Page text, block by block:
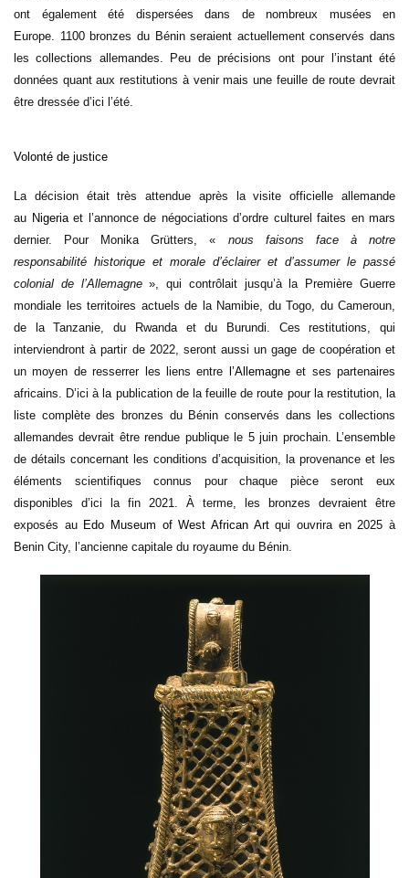
ont également été dispersées dans de nombreux musées en
Europe. 1100 bronzes du Bénin seraient actuellement conservés dans
les collections allemandes. Peu de précisions ont pour l’instant été
données quant aux restitutions à venir mais une feuille de route devrait
être dressée d’ici l’été.
Volonté de justice
La décision était très attendue après la visite officielle allemande
au Nigeria et l’annonce de négociations d’ordre culturel faites en mars
dernier. Pour Monika Grütters, « nous faisons face à notre
responsabilité historique et morale d’éclairer et d’assumer le passé
colonial de l’Allemagne», qui contrôlait jusqu’à la Première Guerre
mondiale les territoires actuels de la Namibie, du Togo, du Cameroun,
de la Tanzanie, du Rwanda et du Burundi. Ces restitutions, qui
interviendront à partir de 2022, seront aussi un gage de coopération et
un moyen de resserrer les liens entre
l’Allemagneet ses partenaires
africains. D’ici à la publication de la feuille de route pour la restitution, la
liste complète des bronzes du Bénin conservés dans les collections
allemandes devrait être rendue publique le 5 juin prochain. L’ensemble
de détails concernant les conditions d’acquisition, la provenance et les
éléments scientifiques connus pour chaque pièce seront eux
disponibles d’ici la fin 2021. À terme, les bronzes devraient être
exposés au Edo Museum of West African Artqui ouvrira en 2025 à
Benin City, l’ancienne capitale du royaume du Bénin.